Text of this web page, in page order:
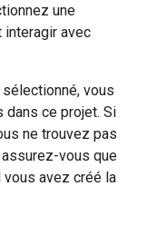
une
interagir avec
vous
dans ce projet. Si
ne trouvez pas
vous que
avez créé la